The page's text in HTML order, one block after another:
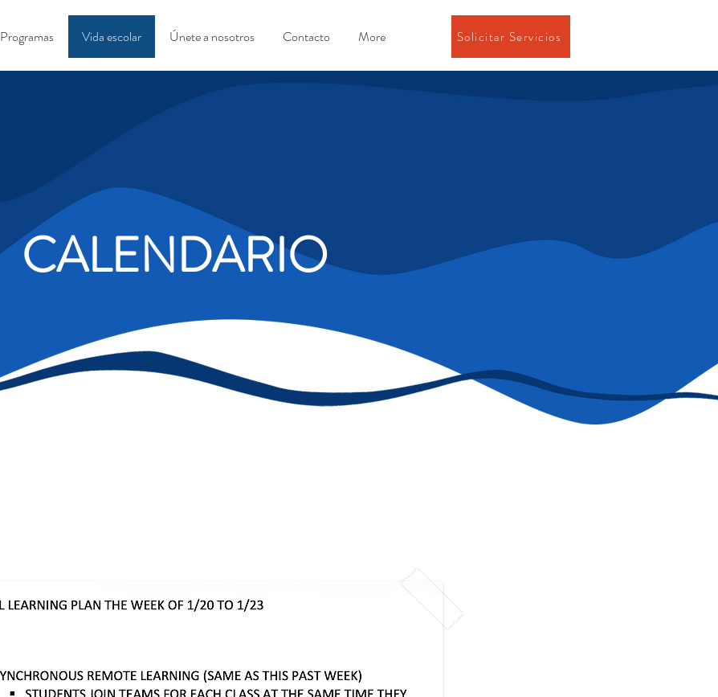
Programas Vida escolar Únete a nosotros Contacto More Solicitar Servicios
CALENDARIO